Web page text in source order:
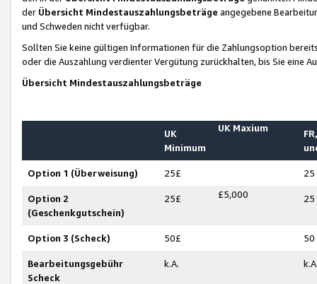
der Übersicht Mindestauszahlungsbeträge angegebene
und Schweden nicht verfügbar.
Sollten Sie keine gültigen Informationen für die Zahlungsoption
oder die Auszahlung verdienter Vergütung zurückhalten, bis Sie
Übersicht Mindestauszahlungsbeträge
UK
Minimum
UK Maxium
Option 1 (Überweisung) 25£ 25
Option 2
(Geschenkgutschein)
25£ £5,000 25
Option 3 (Scheck) 50£ 50
Bearbeitungsgebühr
Scheck
k.A.